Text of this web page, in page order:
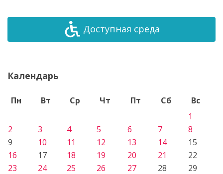
Доступная среда
Календарь
Пн Вт Ср Чт Пт Сб
Вс
1
2
3 4 5 6 7
8
9
10 11 12 13 14
15
16
17 18 19 20 21
22
23
24 25 26 27 28
29